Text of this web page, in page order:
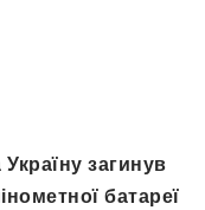
загинув
батареї